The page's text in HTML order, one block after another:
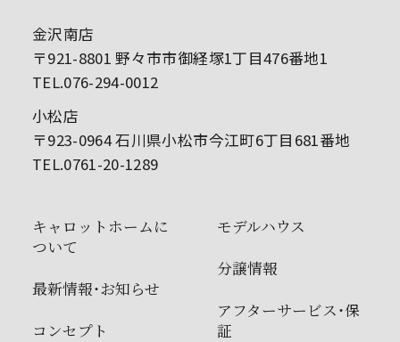
金沢南店
〒921-8801 野々市市御経塚1丁目476番地1
TEL.076-294-0012
小松店
〒923-0964 石川県小松市今江町6丁目681番地
TEL.0761-20-1289
キャロットホームに
ついて
最新情報・お知らせ
コンセプト
モデルハウス
分譲情報
アフターサービス・保
証